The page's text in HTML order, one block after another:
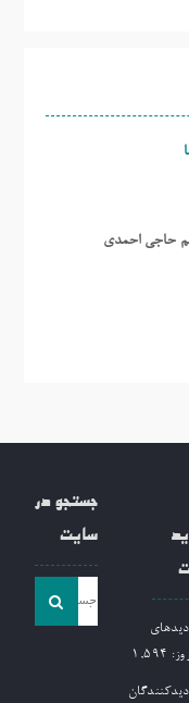
حاجی احمدی
1,594
جستجو در
سایت